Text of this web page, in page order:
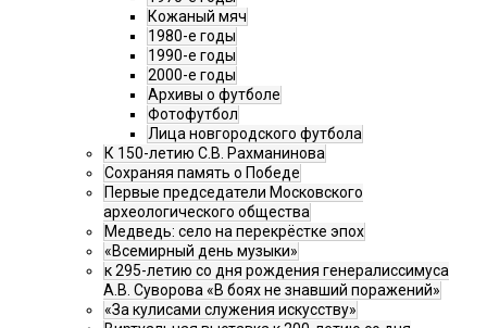
Кожаный мяч
1980-е годы
1990-е годы
2000-е годы
Архивы о футболе
Фотофутбол
Лица новгородского футбола
К 150-летию С.В. Рахманинова
Сохраняя память о Победе
Первые председатели Московского
археологического общества
Медведь: село на перекрёстке эпох
«Всемирный день музыки»
к 295-летию со дня рождения генералиссимуса
А.В. Суворова «В боях не знавший поражений»
«За кулисами служения искусству»